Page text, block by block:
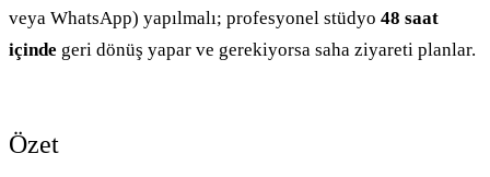
veya WhatsApp) yapılmalı; profesyonel stüdyo 48 saat
içinde geri dönüş yapar ve gerekiyorsa saha ziyareti planlar.
Özet